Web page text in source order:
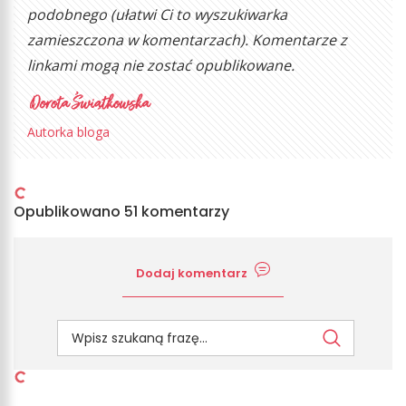
podobnego (ułatwi Ci to wyszukiwarka
zamieszczona w komentarzach). Komentarze z
linkami mogą nie zostać opublikowane.
Autorka bloga
Opublikowano 51 komentarzy
Dodaj komentarz